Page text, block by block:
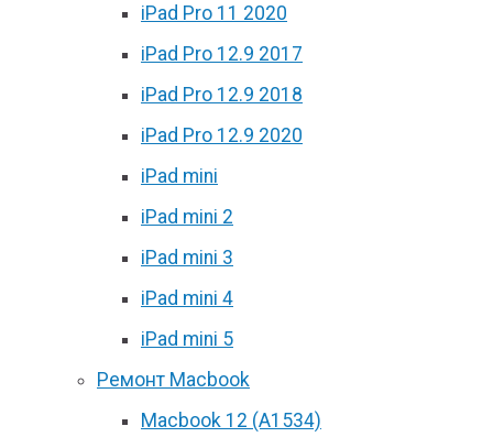
iPad Pro 11 2020
iPad Pro 12.9 2017
iPad Pro 12.9 2018
iPad Pro 12.9 2020
iPad mini
iPad mini 2
iPad mini 3
iPad mini 4
iPad mini 5
Ремонт Macbook
Macbook 12 (А1534)